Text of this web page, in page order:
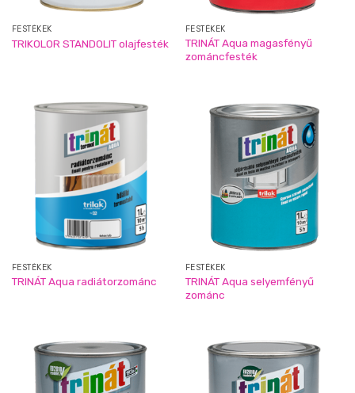
FESTÉKEK
TRIKOLOR STANDOLIT olajfesték
FESTÉKEK
TRINÁT Aqua magasfényű
zománcfesték
FESTÉKEK
TRINÁT Aqua radiátorzománc
FESTÉKEK
TRINÁT Aqua selyemfényű
zománc